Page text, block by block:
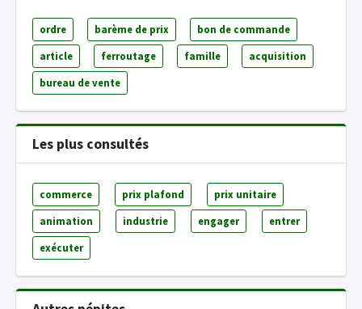
ordre barème de prix bon de commande
article ferroutage famille acquisition
bureau de vente
Les plus consultés
commerce prix plafond prix unitaire
animation industrie engager entrer
exécuter